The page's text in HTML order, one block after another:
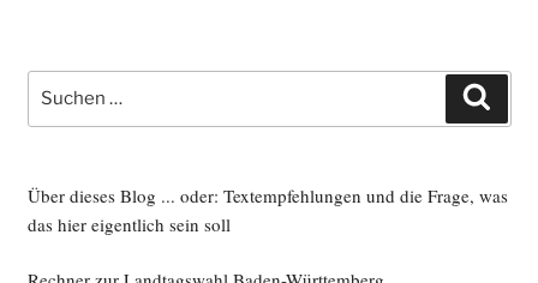
Suche
nach:
Über dieses Blog ... oder: Textempfehlungen und die Frage, was
das hier eigentlich sein soll